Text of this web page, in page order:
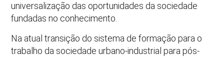
universalização das oportunidades da sociedade
fundadas no conhecimento.
Na atual transição do sistema de formação para o
trabalho da sociedade urbano-industrial para pós-